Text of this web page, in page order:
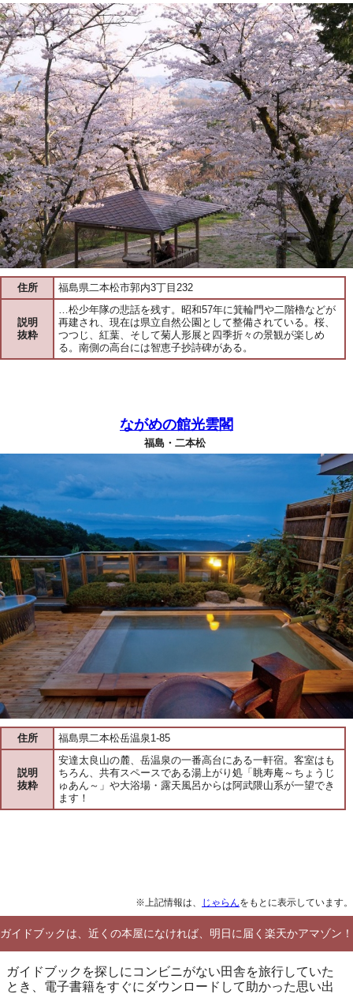
住所 福島県二本松市郭内3丁目232
説明
抜粋
…松少年隊の悲話を残す。昭和57年に箕輪門や二階櫓などが
再建され、現在は県立自然公園として整備されている。桜、
つつじ、紅葉、そして菊人形展と四季折々の景観が楽しめ
る。南側の高台には智恵子抄詩碑がある。
ながめの館光雲閣
福島・二本松
住所 福島県二本松岳温泉1-85
説明
抜粋
安達太良山の麓、岳温泉の一番高台にある一軒宿。客室はも
ちろん、共有スペースである湯上がり処「眺寿庵～ちょうじ
ゅあん～」や大浴場・露天風呂からは阿武隈山系が一望でき
ます！
※上記情報は、 じゃらんをもとに表示しています。
ガイドブックは、近くの本屋になければ、明日に届く楽天かアマゾン！
ガイドブックを探しにコンビニがない田舎を旅行していた
とき、電子書籍をすぐにダウンロードして助かった思い出